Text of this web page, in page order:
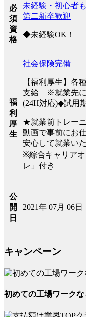
必
須
資
格
未経験・初心者
第二新卒歓迎
◆未経験OK！
福
利
厚
生
社会保険完備
【福利厚生】各
支給 ※就業先に
(24H対応)◆試用
★就業前トレー
動画で事前にお
安心して就業い
※綜合キャリア
レ」付き
公
開
日
2021年 07月 06日
キャンペーン
初めての工場ワーク